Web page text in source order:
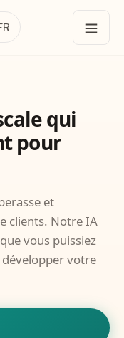
qui
pour
et
clients. Notre IA
vous puissiez
votre